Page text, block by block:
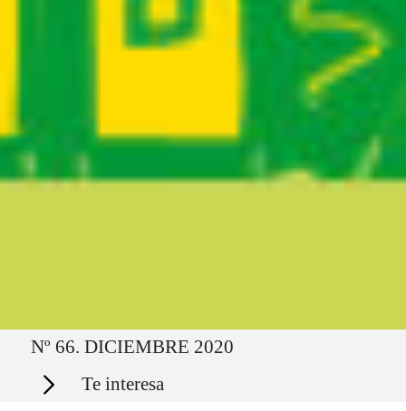
Ruta del sitio
Nº 66. DICIEMBRE 2020
Secciones Te interesa